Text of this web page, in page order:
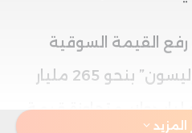
رفع القيمة السوقية
لشركة الملياردير “لاري إليسون” بنحو 265 مليار
لتصل إلى 942.7 مليار دولار، متجاوزة قيمة
المزيد